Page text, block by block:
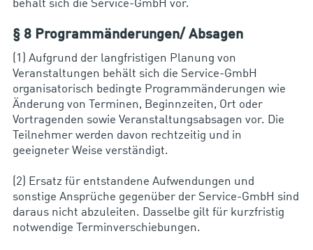
behält sich die Service-GmbH vor.
§ 8 Programmänderungen/ Absagen
(1) Aufgrund der langfristigen Planung von
Veranstaltungen behält sich die Service-GmbH
organisatorisch bedingte Programmänderungen wie
Änderung von Terminen, Beginnzeiten, Ort oder
Vortragenden sowie Veranstaltungsabsagen vor. Die
Teilnehmer werden davon rechtzeitig und in
geeigneter Weise verständigt.
(2) Ersatz für entstandene Aufwendungen und
sonstige Ansprüche gegenüber der Service-GmbH sind
daraus nicht abzuleiten. Dasselbe gilt für kurzfristig
notwendige Terminverschiebungen.